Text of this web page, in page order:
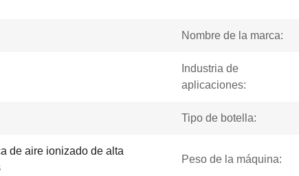
Nombre de la marca:
Industria de
aplicaciones:
Tipo de botella:
de aire ionizado de alta
Peso de la máquina: